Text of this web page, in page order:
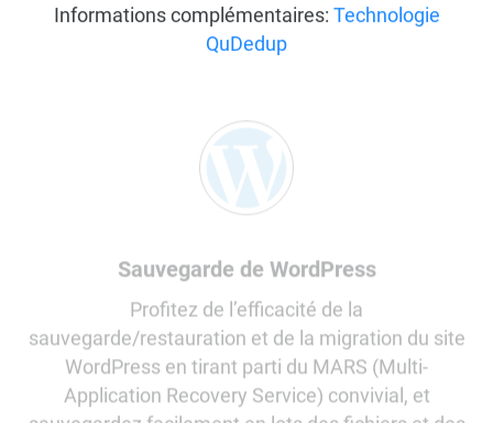
Informations complémentaires: Technologie
QuDedup
Sauvegarde de WordPress
Profitez de l’efficacité de la
sauvegarde/restauration et de la migration du site
WordPress en tirant parti du MARS (Multi-
Application Recovery Service) convivial, et
sauvegardez facilement en lots des fichiers et des